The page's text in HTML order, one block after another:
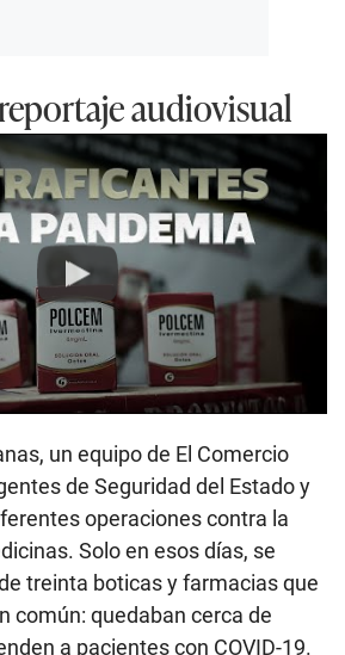
audiovisual
Play
un equipo de El Comercio
de Seguridad del Estado y
operaciones contra la
Solo en esos días, se
treinta boticas y farmacias que
común: quedaban cerca de
a pacientes con COVID-19.